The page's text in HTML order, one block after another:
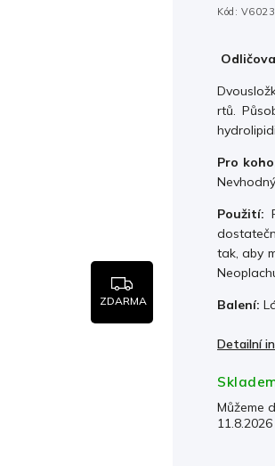
ZDARMA
Kód:
rtů.
Pro
Použití:
tak, aby
Balení:
Detailní
Můžeme
11.8.2026